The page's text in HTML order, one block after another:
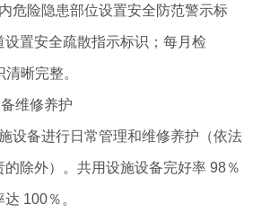
危险隐患部位设置安全防范警示标
设置安全疏散指示标识；每月检
清晰完整。
维修养护
设备进行日常管理和维修养护（依法
的除外）。共用设施设备完好率 98％
100％。